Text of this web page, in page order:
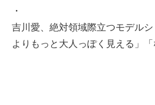
・
吉川愛、絶対領域際立つモデル
よりもっと大人っぽく見える」「